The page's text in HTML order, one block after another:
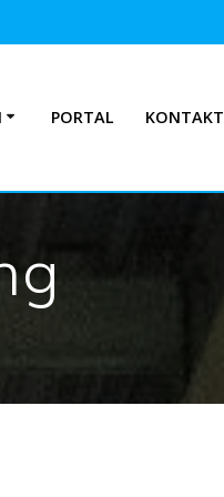
PORTAL KONTAKT